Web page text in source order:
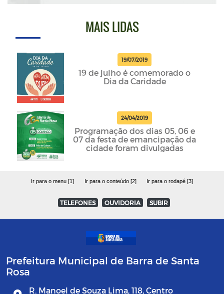
MAIS LIDAS
19/07/2019
19 de julho é comemorado o
Dia da Caridade
24/04/2019
Programação dos dias 05, 06 e
07 da festa de emancipação da
cidade foram divulgadas
Ir para o menu [1] Ir para o conteúdo [2] Ir para o rodapé [3]
TELEFONES OUVIDORIA SUBIR
Prefeitura Municipal de Barra de Santa
Rosa
R. Manoel de Souza Lima, 118, Centro